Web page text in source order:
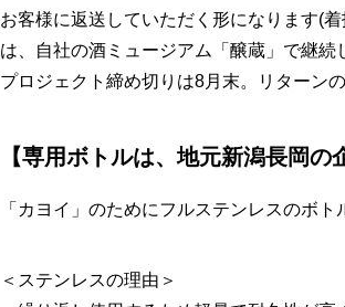
お客様に返送していただく形になります(
は、自社の酒ミュージアム「醸蔵」で継続
プロジェクト締め切りは8月末。リターン
【専用ボトルは、地元新潟長岡の
「カヨイ」のためにフルステンレスのボト
＜ステンレスの理由＞